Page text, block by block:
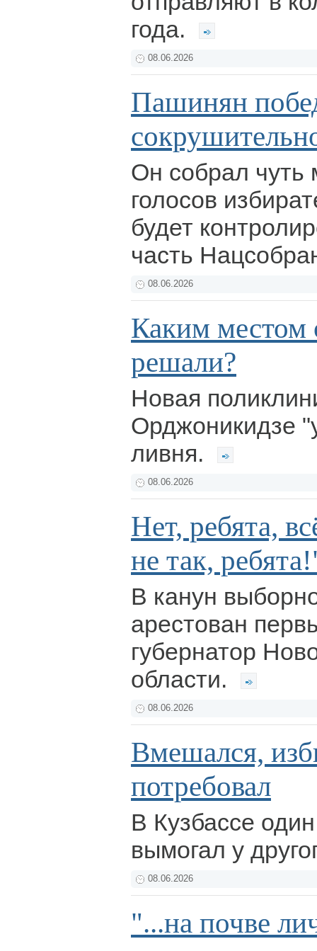
года.
08.06.2026
Пашинян
Он собрал чуть
голосов
будет
часть
08.06.2026
Каким местом
решали?
Новая
Орджоникидзе
ливня.
08.06.2026
Нет, ребята,
не так,
В канун
арестован
губернатор
области.
08.06.2026
Вмешался,
потребовал
В Кузбассе
вымогал у
08.06.2026
"...на почве